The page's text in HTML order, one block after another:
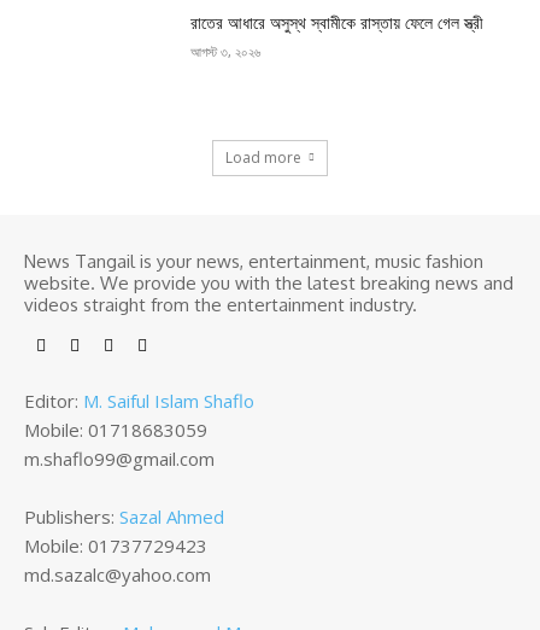
রাতের আধারে অসুস্থ স্বামীকে রাস্তায় ফেলে গেল স্ত্রী
আগস্ট ৩, ২০২৬
Load more
News Tangail is your news, entertainment, music fashion
website. We provide you with the latest breaking news and
videos straight from the entertainment industry.
Editor: M. Saiful Islam Shaflo
Mobile: 01718683059
m.shaflo99@gmail.com
Publishers: Sazal Ahmed
Mobile: 01737729423
md.sazalc@yahoo.com